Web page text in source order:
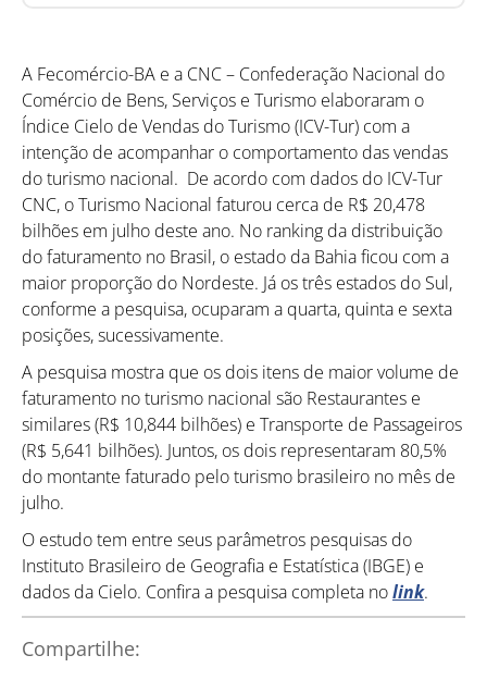
A Fecomércio-BA e a CNC – Confederação Nacional do
Comércio de Bens, Serviços e Turismo elaboraram o
Índice Cielo de Vendas do Turismo (ICV-Tur) com a
intenção de acompanhar o comportamento das vendas
do turismo nacional. De acordo com dados do ICV-Tur
CNC, o Turismo Nacional faturou cerca de R$ 20,478
bilhões em julho deste ano. No ranking da distribuição
do faturamento no Brasil, o estado da Bahia ficou com a
maior proporção do Nordeste. Já os três estados do Sul,
conforme a pesquisa, ocuparam a quarta, quinta e sexta
posições, sucessivamente.
A pesquisa mostra que os dois itens de maior volume de
faturamento no turismo nacional são Restaurantes e
similares (R$ 10,844 bilhões) e Transporte de Passageiros
(R$ 5,641 bilhões). Juntos, os dois representaram 80,5%
do montante faturado pelo turismo brasileiro no mês de
julho.
O estudo tem entre seus parâmetros pesquisas do
Instituto Brasileiro de Geografia e Estatística (IBGE) e
dados da Cielo. Confira a pesquisa completa nolink.
Compartilhe: